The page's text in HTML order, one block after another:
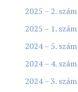
2025 – 2. szám
2025 – 1. szám
2024 – 5. szám
2024 – 4. szám
2024 – 3. szám